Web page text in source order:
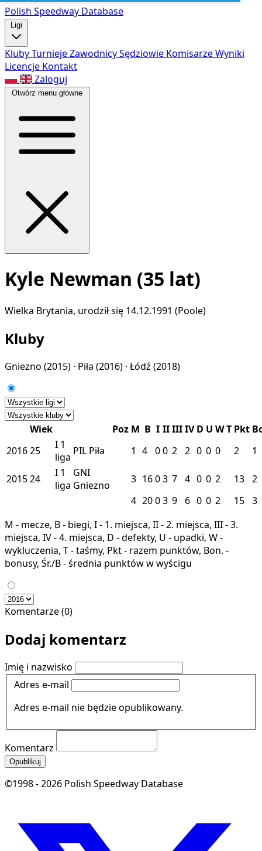
Polish Speedway Database
Ligi
KlubyTurniejeZawodnicySędziowie KomisarzeWyniki
Licencje Kontakt
Zaloguj
Otwórz menu główne
Kyle Newman (35 lat)
Wielka Brytania, urodził się 14.12.1991 (Poole)
Kluby
Gniezno (2015) · Piła (2016) · Łódź (2018)
Wiek Poz M B I IIIIIIV D U WT Pkt
201625 I 1
liga PIL Piła 1 4 00 2 2 0 0 0 2 1
201524 I 1
liga
GNI
Gniezno
3 1603 7 4 0 0 2 13 2
4 2003 9 6 0 0 2 15 3
M - mecze, B - biegi, I - 1. miejsca, II - 2. miejsca, III - 3.
miejsca, IV - 4. miejsca, D - defekty, U - upadki, W -
wykluczenia, T - taśmy, Pkt - razem punktów, Bon. -
bonusy, Śr./B - średnia punktów w wyścigu
Komentarze (0)
Dodaj komentarz
Imię i nazwisko
Adres e-mail
Adres e-mail nie będzie opublikowany.
Komentarz
Opublikuj
©1998 - 2026 Polish Speedway Database